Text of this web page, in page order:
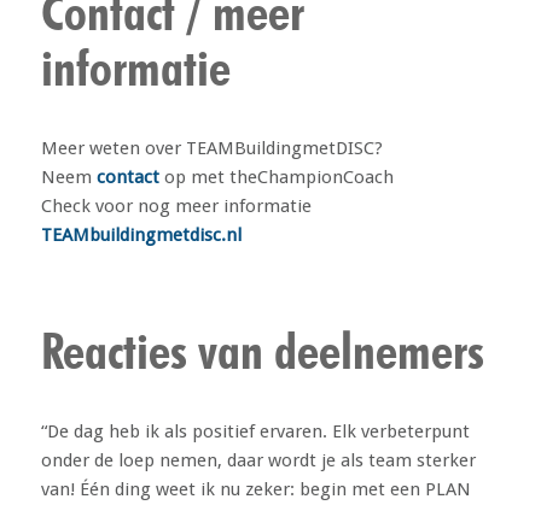
Contact / meer
informatie
Meer weten over TEAMBuildingmetDISC?
Neem contactop met theChampionCoach
Check voor nog meer informatie
TEAMbuildingmetdisc.nl
Reacties van deelnemers
“De dag heb ik als positief ervaren. Elk verbeterpunt
onder de loep nemen, daar wordt je als team sterker
van! Één ding weet ik nu zeker: begin met een PLAN